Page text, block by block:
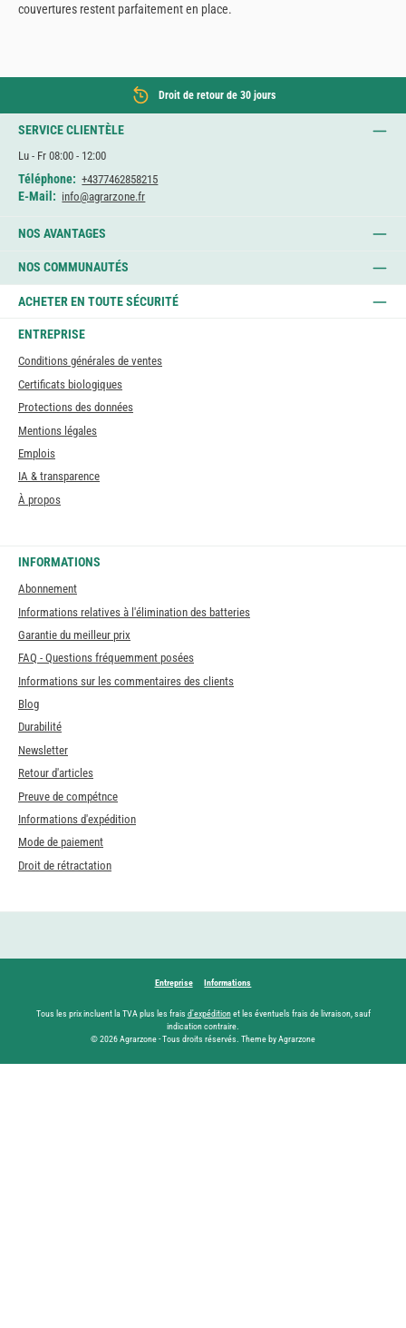
couvertures restent parfaitement en place.
Droit de retour de 30 jours
SERVICE CLIENTÈLE
Lu - Fr 08:00 - 12:00
Téléphone: +4377462858215
E-Mail: info@agrarzone.fr
NOS AVANTAGES
NOS COMMUNAUTÉS
ACHETER EN TOUTE SÉCURITÉ
ENTREPRISE
Conditions générales de ventes
Certificats biologiques
Protections des données
Mentions légales
Emplois
IA & transparence
À propos
INFORMATIONS
Abonnement
Informations relatives à l'élimination des batteries
Garantie du meilleur prix
FAQ - Questions fréquemment posées
Informations sur les commentaires des clients
Blog
Durabilité
Newsletter
Retour d'articles
Preuve de compétnce
Informations d'expédition
Mode de paiement
Droit de rétractation
Entreprise Informations
Tous les prix incluent la TVA plus les frais d'expéditionet les éventuels frais de livraison, sauf
indication contraire.
© 2026 Agrarzone - Tous droits réservés. Theme by Agrarzone